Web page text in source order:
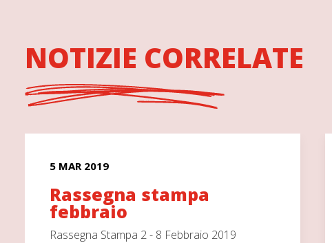
NOTIZIE CORRELATE
5 MAR 2019
Rassegna stampa
febbraio
Rassegna Stampa 2 - 8 Febbraio 2019